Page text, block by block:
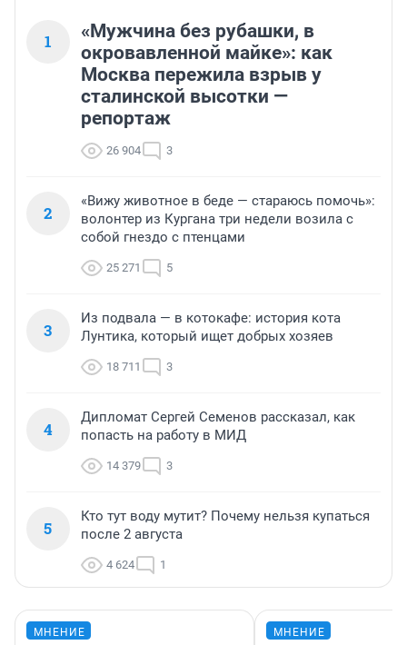
1
«Мужчина без рубашки, в
окровавленной майке»: как
Москва пережила взрыв у
сталинской высотки —
репортаж
26 904 3
2
«Вижу животное в беде — стараюсь помочь»:
волонтер из Кургана три недели возила с
собой гнездо с птенцами
25 271 5
3
Из подвала — в котокафе: история кота
Лунтика, который ищет добрых хозяев
18 711 3
4
Дипломат Сергей Семенов рассказал, как
попасть на работу в МИД
14 379 3
5
Кто тут воду мутит? Почему нельзя купаться
после 2 августа
4 624 1
МНЕНИЕ МНЕНИЕ